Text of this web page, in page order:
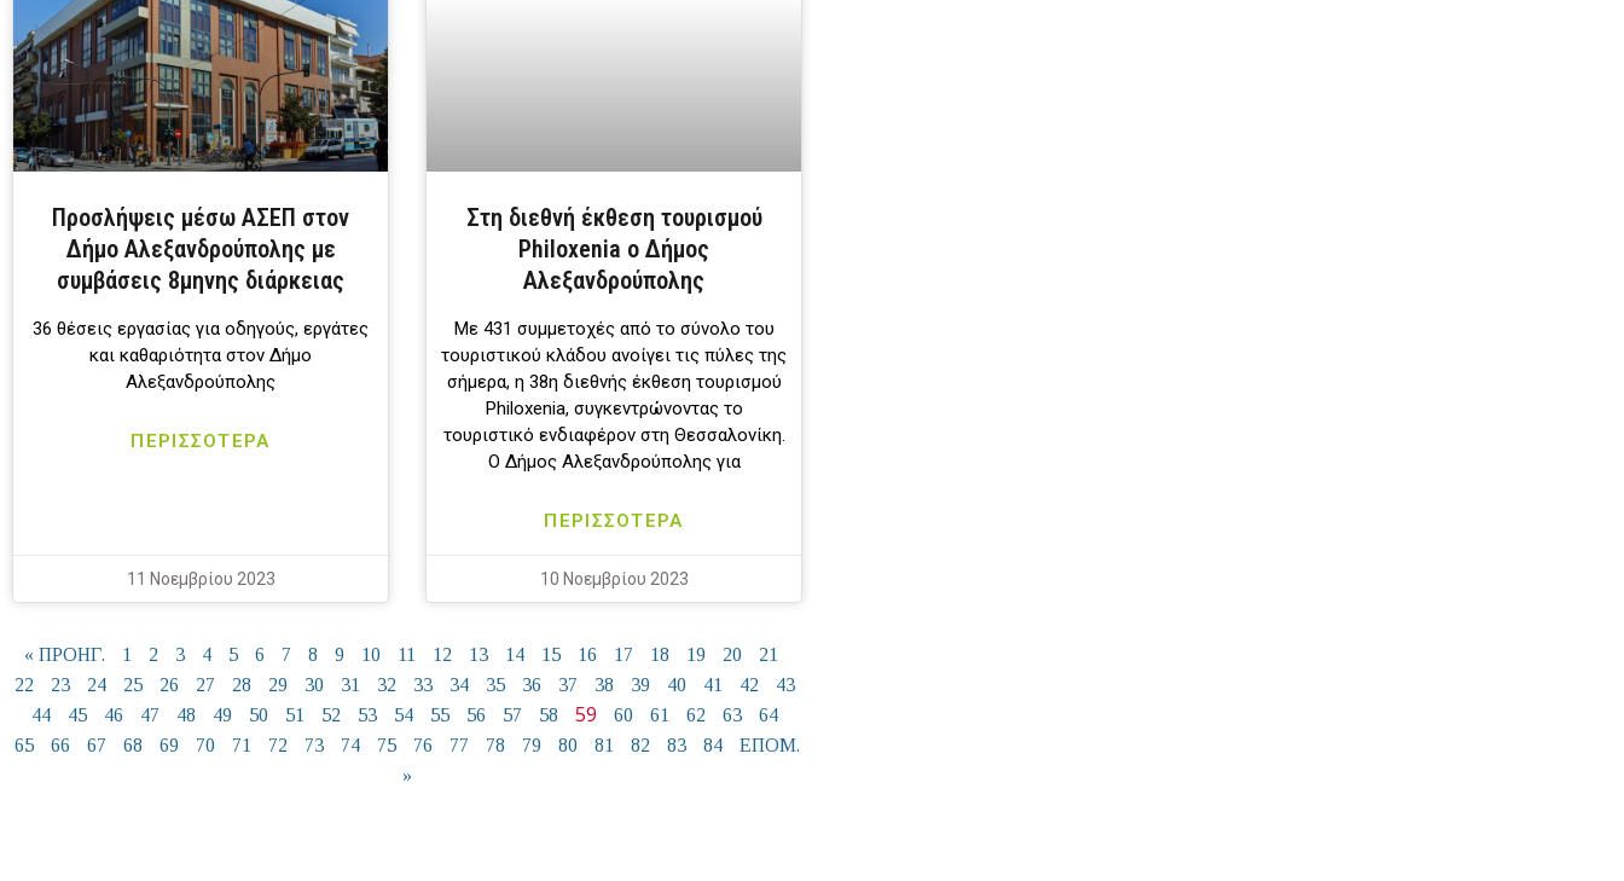
Προσλήψεις μέσω ΑΣΕΠ στον
Δήμο Αλεξανδρούπολης με
συμβάσεις 8μηνης διάρκειας
36 θέσεις εργασίας για οδηγούς, εργάτες
και καθαριότητα στον Δήμο
Αλεξανδρούπολης
ΠΕΡΙΣΣΟΤΕΡΑ
11 Νοεμβρίου 2023
Στη διεθνή έκθεση τουρισμού
Philoxenia ο Δήμος
Αλεξανδρούπολης
Με 431 συμμετοχές από το σύνολο του
τουριστικού κλάδου ανοίγει τις πύλες της
σήμερα, η 38η διεθνής έκθεση τουρισμού
Philoxenia, συγκεντρώνοντας το
τουριστικό ενδιαφέρον στη Θεσσαλονίκη.
Ο Δήμος Αλεξανδρούπολης για
ΠΕΡΙΣΣΟΤΕΡΑ
10 Νοεμβρίου 2023
« ΠΡΟΗΓ. 1 2 3 4 5 6 7 8 9 10 11 12 13 14 15 16 17 18 19 20
21
22
23 24 25 26 27 28 29 30 31 32 33 34 35 36 37 38 39 40 41 42
43
44
45 46 47 48 49 50 51 52 53 54 55 56 57 58 59 60 61 62 63
64
65
66 67 68 69 70 71 72 73 74 75 76 77 78 79 80 81 82 83 84
ΕΠΟΜ.
»